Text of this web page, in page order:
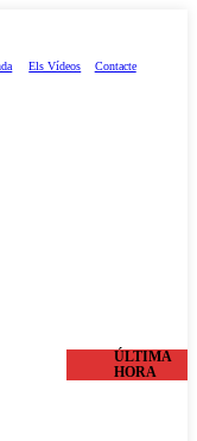
Els Vídeos Contacte
ÚLTIMA
HORA